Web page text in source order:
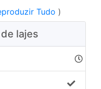
Tudo )
lajes